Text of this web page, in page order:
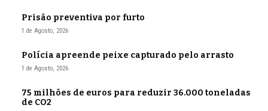
Prisão preventiva por furto
1 de Agosto, 2026
Polícia apreende peixe capturado pelo arrasto
1 de Agosto, 2026
75 milhões de euros para reduzir 36.000 toneladas
de CO2